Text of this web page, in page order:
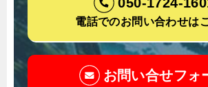
電話でのお問い合わせは
お問い合せフォ